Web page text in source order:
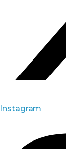
Instagram